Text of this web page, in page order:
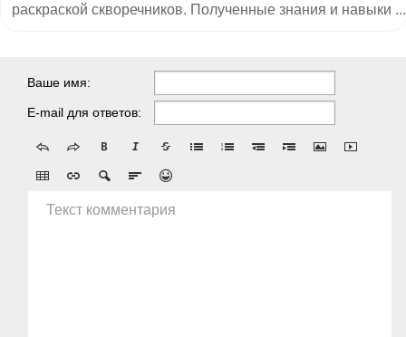
раскраской скворечников. Полученные знания и навыки ...
Ваше имя:
E-mail для ответов:
Текст комментария